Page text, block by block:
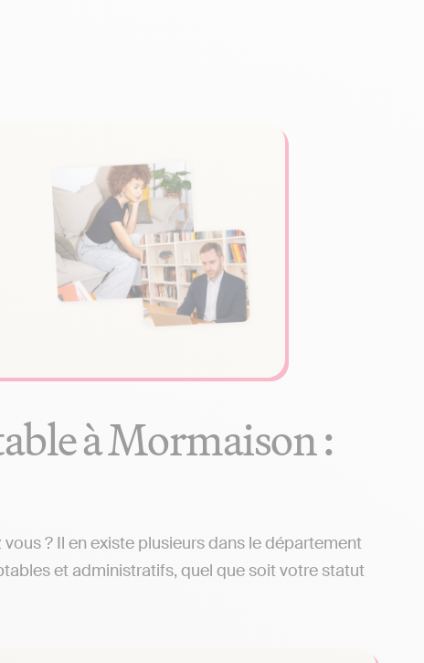
à Mormaison :
? Il en existe plusieurs dans le département
et administratifs, quel que soit votre statut